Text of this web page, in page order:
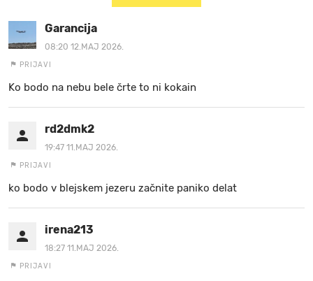
Garancija
08:20 12.MAJ 2026.
PRIJAVI
Ko bodo na nebu bele črte to ni kokain
rd2dmk2
19:47 11.MAJ 2026.
PRIJAVI
ko bodo v blejskem jezeru začnite paniko delat
irena213
18:27 11.MAJ 2026.
PRIJAVI